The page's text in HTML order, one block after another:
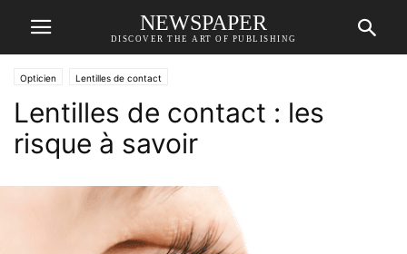
NEWSPAPER
DISCOVER THE ART OF PUBLISHING
Opticien Lentilles de contact
Lentilles de contact : les
risque à savoir